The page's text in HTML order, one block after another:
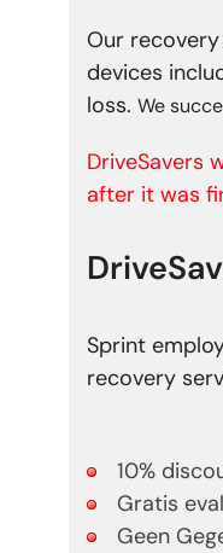
Our
devices
loss. We
DriveSavers
after it was
Sprint
recovery
10%
Gratis
Geen